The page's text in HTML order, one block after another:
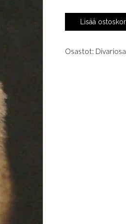
Wohlleben,
Peter:
salattu
Lisää
Osastot: